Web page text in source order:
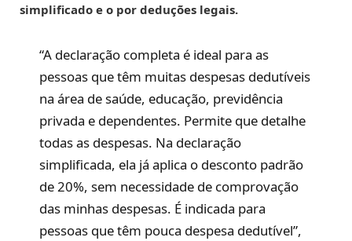
simplificado e o por deduções legais.
“A declaração completa é ideal para as
pessoas que têm muitas despesas dedutíveis
na área de saúde, educação, previdência
privada e dependentes. Permite que detalhe
todas as despesas. Na declaração
simplificada, ela já aplica o desconto padrão
de 20%, sem necessidade de comprovação
das minhas despesas. É indicada para
pessoas que têm pouca despesa dedutível”,